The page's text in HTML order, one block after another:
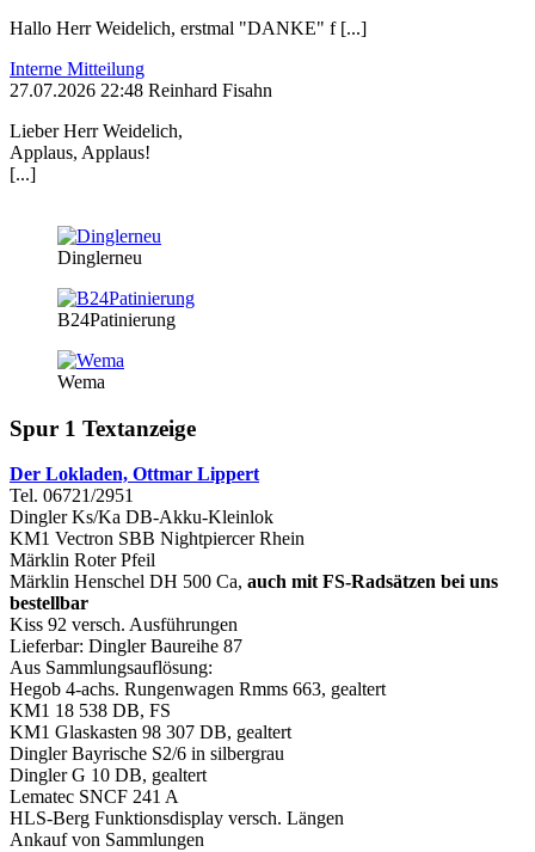
Hallo Herr Weidelich, erstmal "DANKE" f [...]
Interne Mitteilung
27.07.2026 22:48 Reinhard Fisahn
Lieber Herr Weidelich,
Applaus, Applaus!
[...]
Dinglerneu
B24Patinierung
Wema
Spur 1 Textanzeige
Der Lokladen, Ottmar Lippert
Tel. 06721/2951
Dingler Ks/Ka DB-Akku-Kleinlok
KM1 Vectron SBB Nightpiercer Rhein
Märklin Roter Pfeil
Märklin Henschel DH 500 Ca, auch mit FS-Radsätzen bei uns
bestellbar
Kiss 92 versch. Ausführungen
Lieferbar: Dingler Baureihe 87
Aus Sammlungsauflösung:
Hegob 4-achs. Rungenwagen Rmms 663, gealtert
KM1 18 538 DB, FS
KM1 Glaskasten 98 307 DB, gealtert
Dingler Bayrische S2/6 in silbergrau
Dingler G 10 DB, gealtert
Lematec SNCF 241 A
HLS-Berg Funktionsdisplay versch. Längen
Ankauf von Sammlungen